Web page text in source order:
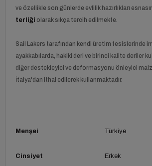
ve özellikle son günlerde evlilik hazırlıkları
terliği olarak sıkça tercih edilmekte.
Sail Lakers tarafından kendi üretim tesislerinde
ayakkabılarda, hakiki deri ve birinci kalite deriler
diğer destekleyici ve deformasyonu önleyici
İtalya'dan ithal edilerek kullanmaktadır.
Menşei Türkiye
Cinsiyet Erkek